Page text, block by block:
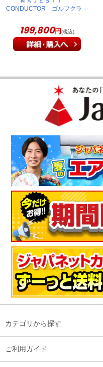
CONDUCTOR ゴルフクラ
S 1800101
199,800円(税込)
カテゴリから探す
ご利用ガイド